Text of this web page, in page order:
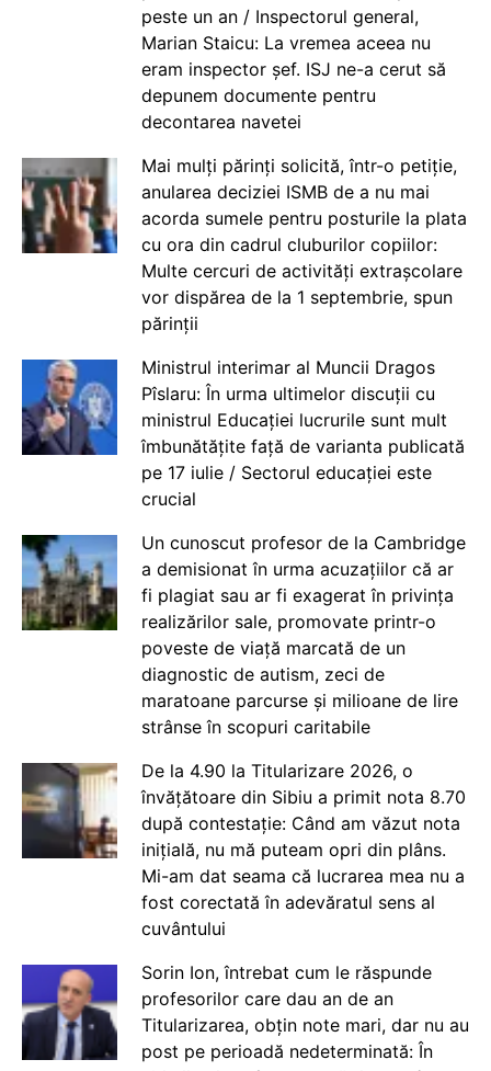
peste un an / Inspectorul general,
Marian Staicu: La vremea aceea nu
eram inspector șef. ISJ ne-a cerut să
depunem documente pentru
decontarea navetei
Mai mulți părinți solicită, într-o petiție,
anularea deciziei ISMB de a nu mai
acorda sumele pentru posturile la plata
cu ora din cadrul cluburilor copiilor:
Multe cercuri de activități extrașcolare
vor dispărea de la 1 septembrie, spun
părinții
Ministrul interimar al Muncii Dragos
Pîslaru: În urma ultimelor discuții cu
ministrul Educației lucrurile sunt mult
îmbunătățite față de varianta publicată
pe 17 iulie / Sectorul educației este
crucial
Un cunoscut profesor de la Cambridge
a demisionat în urma acuzațiilor că ar
fi plagiat sau ar fi exagerat în privința
realizărilor sale, promovate printr-o
poveste de viață marcată de un
diagnostic de autism, zeci de
maratoane parcurse și milioane de lire
strânse în scopuri caritabile
De la 4.90 la Titularizare 2026, o
învățătoare din Sibiu a primit nota 8.70
după contestație: Când am văzut nota
inițială, nu mă puteam opri din plâns.
Mi-am dat seama că lucrarea mea nu a
fost corectată în adevăratul sens al
cuvântului
Sorin Ion, întrebat cum le răspunde
profesorilor care dau an de an
Titularizarea, obțin note mari, dar nu au
post pe perioadă nedeterminată: În